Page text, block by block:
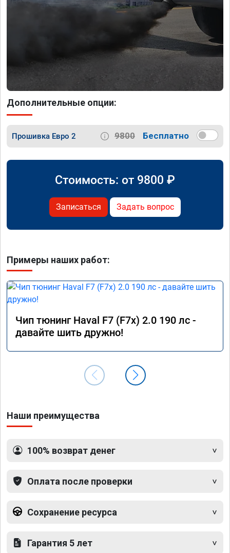
Дополнительные опции:
Прошивка Евро 2 9800 Бесплатно
Стоимость: от 9800 ₽
Записаться Задать вопрос
Примеры наших работ:
Чип тюнинг Haval F7 (F7x) 2.0 190 лс -
давайте шить дружно!
Наши преимущества
100% возврат денег
Оплата после проверки
Сохранение ресурса
Гарантия 5 лет